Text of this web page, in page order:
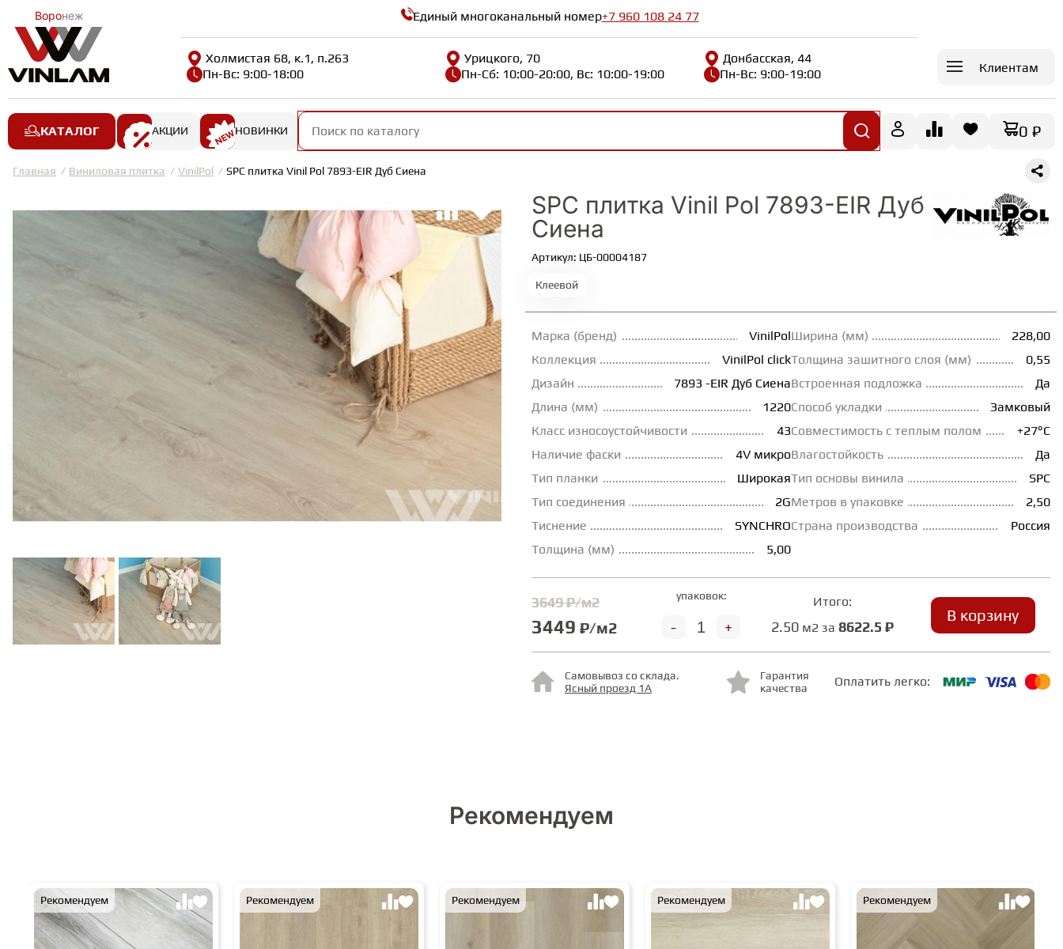
Воронеж Единый многоканальный номер+7 960 108 24 77
Холмистая 68, к.1, п.263
Пн-Вс: 9:00-18:00
Урицкого, 70
Пн-Сб: 10:00-20:00, Вс: 10:00-19:00
Донбасская, 44
Пн-Вс: 9:00-19:00
Клиентам
КАТАЛОГ АКЦИИ НОВИНКИ 0 ₽
Главная Виниловая плитка VinilPol SPC плитка Vinil Pol 7893-EIR Дуб Сиена
SPC плитка Vinil Pol 7893-EIR Дуб
Сиена
Артикул: ЦБ-00004187
Клеевой
Марка (бренд)
VinilPol
Коллекция
VinilPol click
Дизайн
7893 -EIR Дуб Сиена
Длина (мм)
1220
Класс износоустойчивости
43
Наличие фаски
4V микро
Тип планки
Широкая
Тип соединения
2G
Тиснение
SYNCHRO
Толщина (мм)
5,00
Ширина (мм)
228,00
Толщина зашитного слоя (мм)
0,55
Встроенная подложка
Да
Способ укладки
Замковый
Совместимость с теплым полом
+27°С
Влагостойкость
Да
Тип основы винила
SPC
Метров в упаковке
2,50
Страна производства
Россия
3649 ₽/м2
3449 ₽/м2
упаковок:
+
-
Итого:
2.50м2 за 8622.5 ₽
В корзину
Самовывоз со склада.
Ясный проезд 1А
Гарантия
качества
Оплатить легко:
Рекомендуем
Рекомендуем Рекомендуем Рекомендуем Рекомендуем Рекомендуем